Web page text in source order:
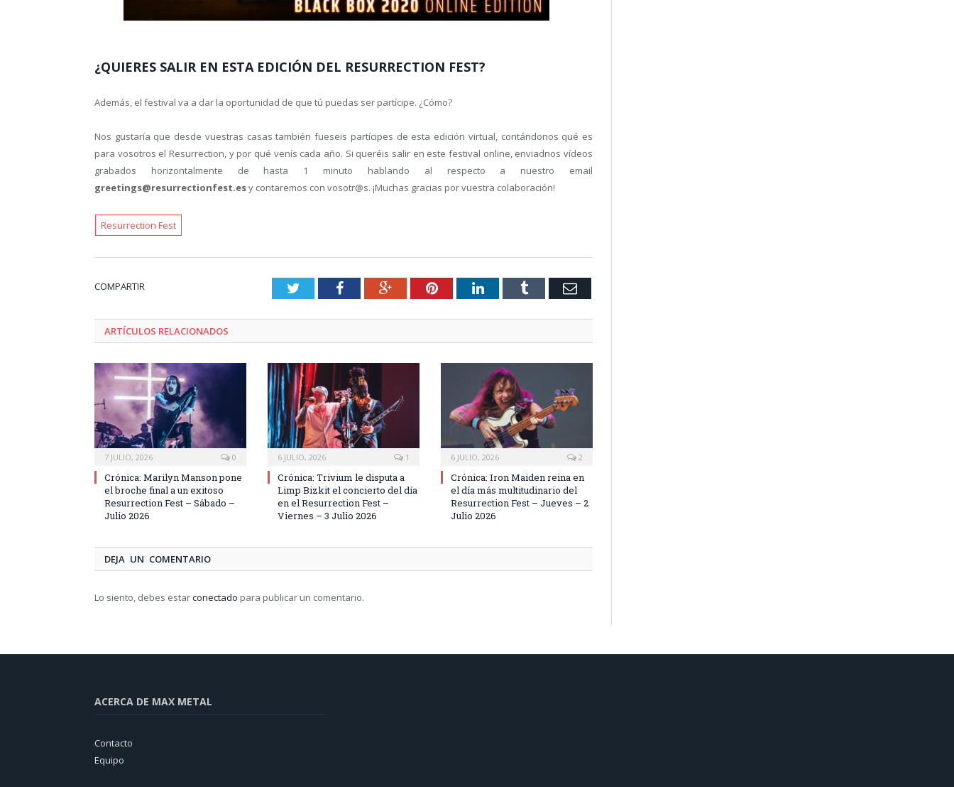
¿QUIERES SALIR EN ESTA EDICIÓN DEL RESURRECTION FEST?
Además, el festival va a dar la oportunidad de que tú puedas ser partícipe. ¿Cómo?
Nos gustaría que desde vuestras casas también fueseis partícipes de esta edición virtual, contándonos qué es
para vosotros el Resurrection, y por qué venís cada año. Si queréis salir en este festival online, enviadnos vídeos
grabados horizontalmente de hasta 1 minuto hablando al respecto a nuestro email
greetings@resurrectionfest.esy contaremos con vosotr@s. ¡Muchas gracias por vuestra colaboración!
Resurrection Fest
COMPARTIR TwitterFacebookGoogle+PinterestLinkedInTumblr Email
ARTÍCULOS RELACIONADOS
7 JULIO, 2026 0
Crónica: Marilyn Manson pone
el broche final a un exitoso
Resurrection Fest – Sábado –
Julio 2026
6 JULIO, 2026 1
Crónica: Trivium le disputa a
Limp Bizkit el concierto del día
en el Resurrection Fest –
Viernes – 3 Julio 2026
6 JULIO, 2026 2
Crónica: Iron Maiden reina en
el día más multitudinario del
Resurrection Fest – Jueves – 2
Julio 2026
DEJA UN COMENTARIO
Lo siento, debes estarconectado para publicar un comentario.
ACERCA DE MAX METAL
Contacto
Equipo